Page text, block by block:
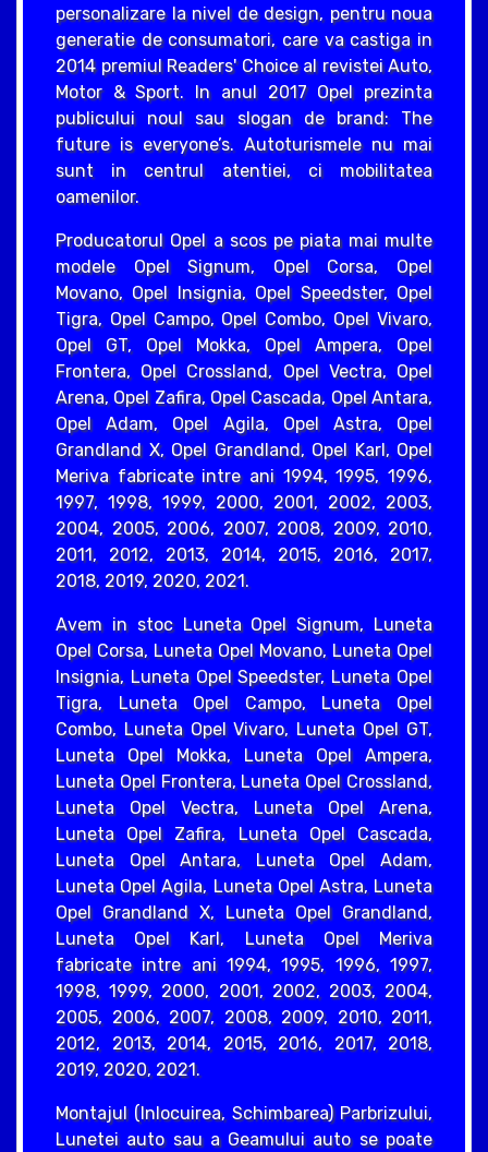
personalizare la nivel de design, pentru noua
generatie de consumatori, care va castiga in
2014 premiul Readers' Choice al revistei Auto,
Motor & Sport. In anul 2017 Opel prezinta
publicului noul sau slogan de brand: The
future is everyone’s. Autoturismele nu mai
sunt in centrul atentiei, ci mobilitatea
oamenilor.
Producatorul Opel a scos pe piata mai multe
modele Opel Signum, Opel Corsa, Opel
Movano, Opel Insignia, Opel Speedster, Opel
Tigra, Opel Campo, Opel Combo, Opel Vivaro,
Opel GT, Opel Mokka, Opel Ampera, Opel
Frontera, Opel Crossland, Opel Vectra, Opel
Arena, Opel Zafira, Opel Cascada, Opel Antara,
Opel Adam, Opel Agila, Opel Astra, Opel
Grandland X, Opel Grandland, Opel Karl, Opel
Meriva fabricate intre ani 1994, 1995, 1996,
1997, 1998, 1999, 2000, 2001, 2002, 2003,
2004, 2005, 2006, 2007, 2008, 2009, 2010,
2011, 2012, 2013, 2014, 2015, 2016, 2017,
2018, 2019, 2020, 2021.
Avem in stoc Luneta Opel Signum, Luneta
Opel Corsa, Luneta Opel Movano, Luneta Opel
Insignia, Luneta Opel Speedster, Luneta Opel
Tigra, Luneta Opel Campo, Luneta Opel
Combo, Luneta Opel Vivaro, Luneta Opel GT,
Luneta Opel Mokka, Luneta Opel Ampera,
Luneta Opel Frontera, Luneta Opel Crossland,
Luneta Opel Vectra, Luneta Opel Arena,
Luneta Opel Zafira, Luneta Opel Cascada,
Luneta Opel Antara, Luneta Opel Adam,
Luneta Opel Agila, Luneta Opel Astra, Luneta
Opel Grandland X, Luneta Opel Grandland,
Luneta Opel Karl, Luneta Opel Meriva
fabricate intre ani 1994, 1995, 1996, 1997,
1998, 1999, 2000, 2001, 2002, 2003, 2004,
2005, 2006, 2007, 2008, 2009, 2010, 2011,
2012, 2013, 2014, 2015, 2016, 2017, 2018,
2019, 2020, 2021.
Montajul (Inlocuirea, Schimbarea) Parbrizului,
Lunetei auto sau a Geamului auto se poate